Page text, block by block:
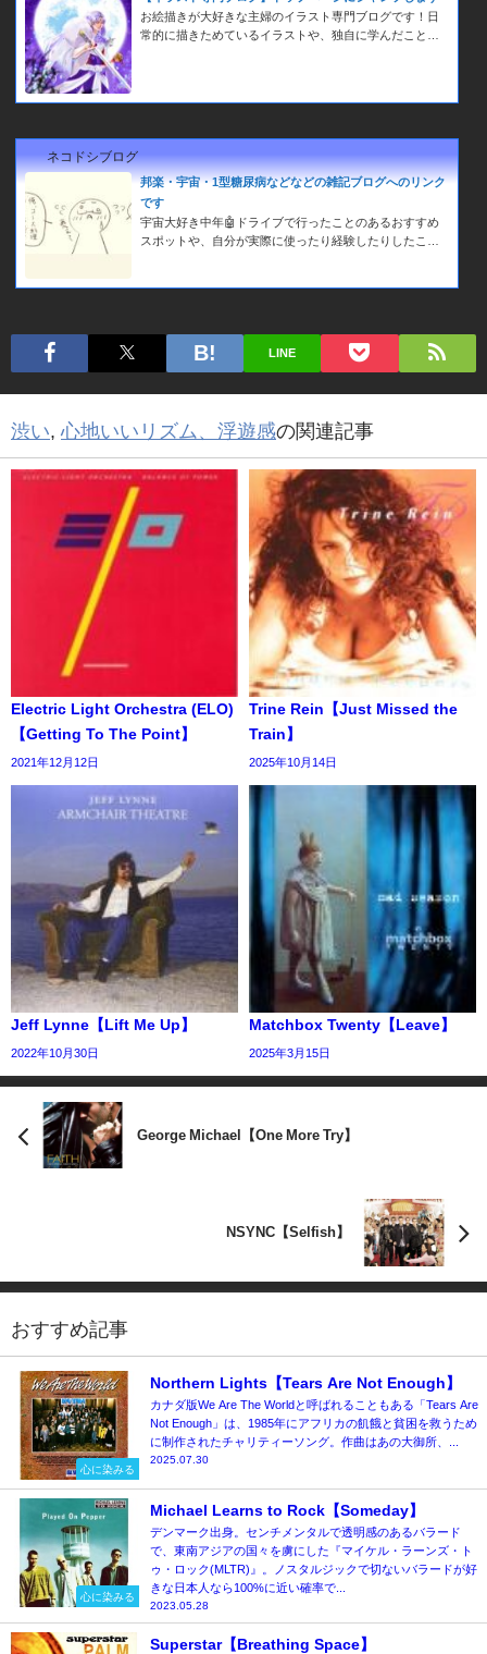
お絵描きが大好きな主婦のイラスト専門ブログです！日
常的に描きためているイラストや、独自に学んだことな
ネコドシブログ
邦楽・宇宙・1型糖尿病などなどの雑記ブログへのリンク
です
宇宙大好き中年🤖ドライブで行ったことのあるおすすめ
スポットや、自分が実際に使ったり経験したりしたこと
LINE
渋い, 心地いいリズム、浮遊感の関連記事
Electric Light Orchestra (ELO)
【Getting To The Point】
2021年12月12日
Trine Rein【Just Missed the
Train】
2025年10月14日
Jeff Lynne【Lift Me Up】
2022年10月30日
Matchbox Twenty【Leave】
2025年3月15日
George Michael【One More Try】
NSYNC【Selfish】
おすすめ記事
心に染みる
Northern Lights【Tears Are Not Enough】
カナダ版We Are The Worldと呼ばれることもある「Tears Are
Not Enough」は、1985年にアフリカの飢餓と貧困を救うため
に制作されたチャリティーソング。作曲はあの大御所、...
2025.07.30
心に染みる
Michael Learns to Rock【Someday】
デンマーク出身。センチメンタルで透明感のあるバラード
で、東南アジアの国々を虜にした『マイケル・ラーンズ・ト
ゥ・ロック(MLTR)』。ノスタルジックで切ないバラードが好
きな日本人なら100%に近い確率で...
2023.05.28
Superstar【Breathing Space】